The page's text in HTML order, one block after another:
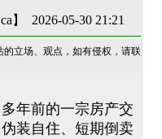
】 2026-05-30 21:21
立场、观点，如有侵权，请联
年前的一宗房产交
装自住、短期倒卖